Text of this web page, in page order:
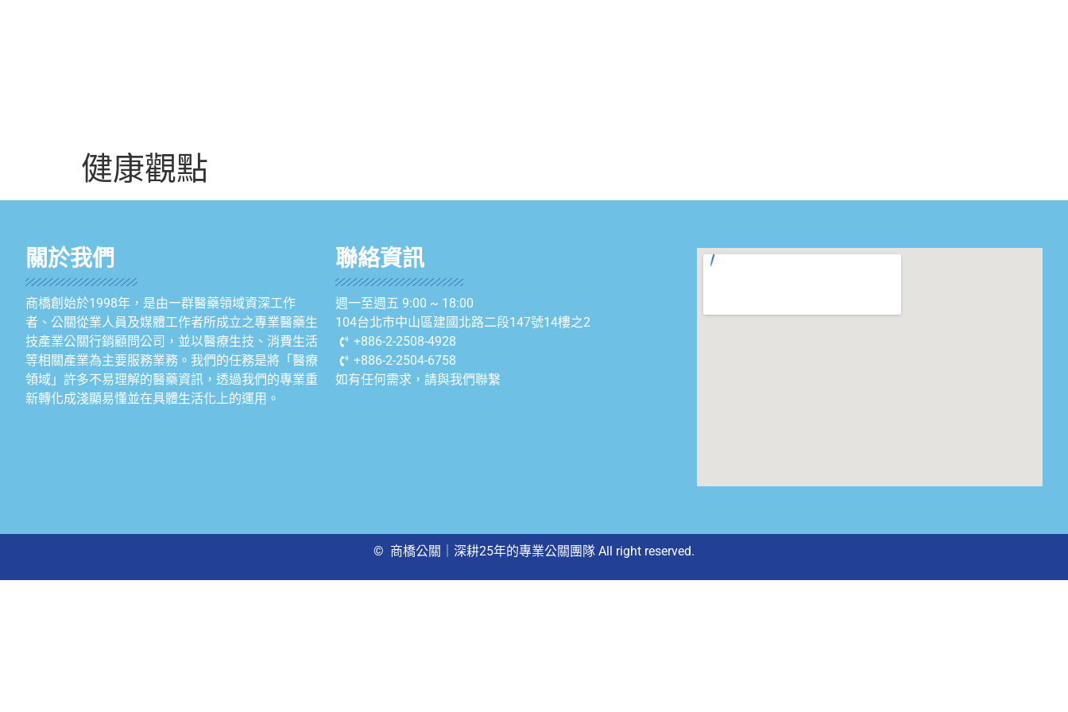
健康觀點
關於我們
商橋創始於1998年，是由一群醫藥領域資深工作
者、公關從業人員及媒體工作者所成立之專業醫藥生
技產業公關行銷顧問公司，並以醫療生技、消費生活
等相關產業為主要服務業務。我們的任務是將「醫療
領域」許多不易理解的醫藥資訊，透過我們的專業重
新轉化成淺顯易懂並在具體生活化上的運用。
聯絡資訊
週一至週五 9:00 ~ 18:00
104台北市中山區建國北路二段147號14樓之2
+886-2-2508-4928
+886-2-2504-6758
如有任何需求，請與我們聯繫
© 商橋公關｜深耕25年的專業公關團隊 All right reserved.